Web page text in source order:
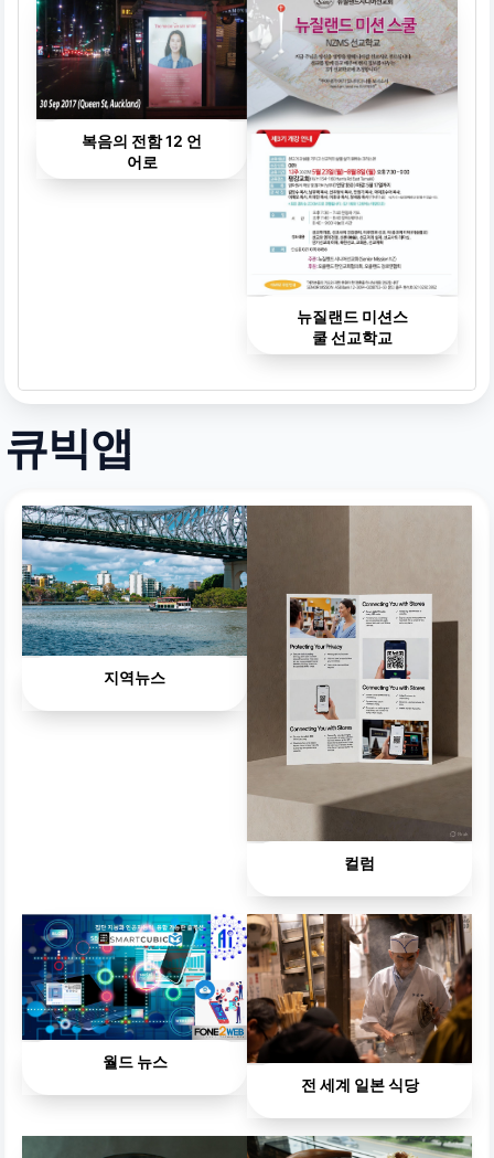
복음의 전함 12 언
어로
뉴질랜드 미션스
쿨 선교학교
큐빅앱
지역뉴스
컬럼
월드 뉴스
전 세계 일본 식당